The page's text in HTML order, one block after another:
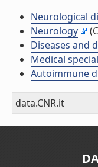
Neurological
Neurology
Diseases and
Medical
Autoimmune
data.CNR.it